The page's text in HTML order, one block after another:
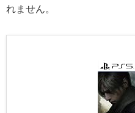
れません。